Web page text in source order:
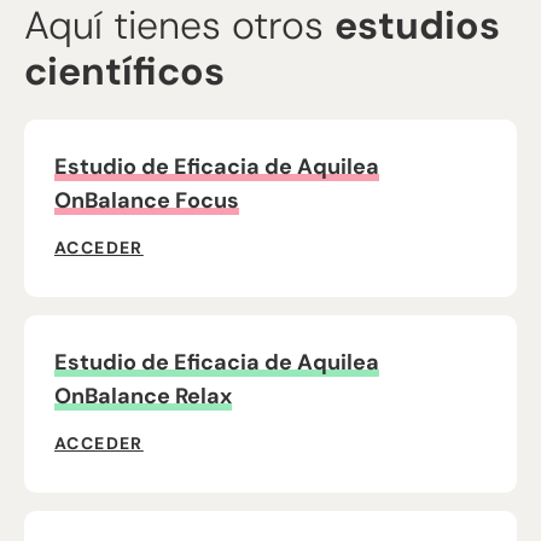
Aquí tienes otros estudios
científicos
Estudio de Eficacia de Aquilea
OnBalance Focus
ACCEDER
Estudio de Eficacia de Aquilea
OnBalance Relax
ACCEDER